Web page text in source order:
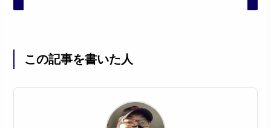
この記事を書いた人